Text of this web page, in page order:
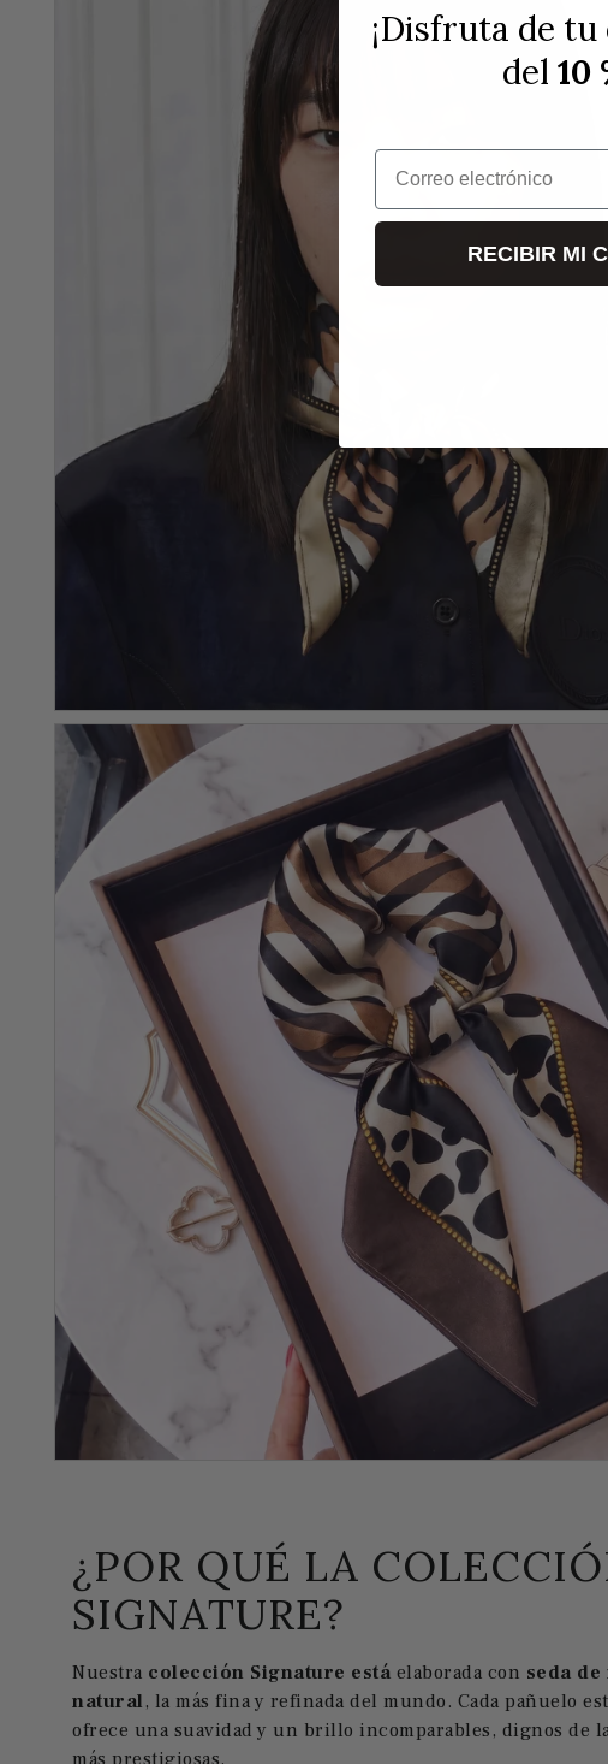
¿POR QUÉ LA
SIGNATURE?
Nuestra colección Signature está elaborada con seda
natural , la más fina y refinada del mundo. Cada pañuelo
ofrece una suavidad y un brillo incomparables, dignos de
más prestigiosas.
¡Disfruta de
del 10
Correo electrónico
RECIBIR MI